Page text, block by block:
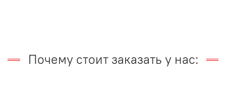
Почему стоит заказать у нас: